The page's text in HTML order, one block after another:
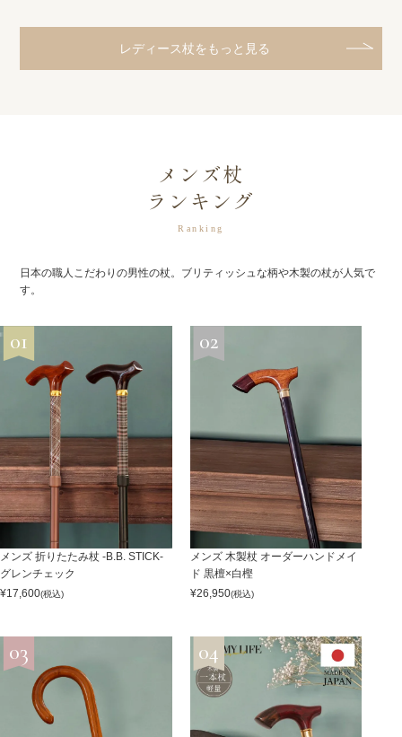
レディース杖をもっと見る
メンズ杖
ランキング
Ranking
日本の職人こだわりの男性の杖。ブリティッシュな柄や木製の杖が人気で
す。
メンズ 折りたたみ杖 -B.B. STICK-
グレンチェック
¥17,600(税込)
メンズ 木製杖 オーダーハンドメイ
ド 黒檀×白樫
¥26,950(税込)